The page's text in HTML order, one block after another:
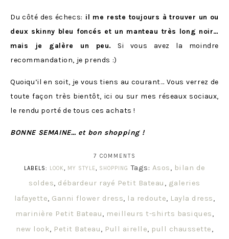
Du côté des échecs: il me reste toujours à trouver un ou
deux skinny bleu foncés et un manteau très long noir…
mais je galère un peu.
Si vous avez la moindre
recommandation, je prends :)
Quoiqu’il en soit, je vous tiens au courant… Vous verrez de
toute façon très bientôt, ici ou sur mes réseaux sociaux,
le rendu porté de tous ces achats !
BONNE SEMAINE… et bon shopping !
7 COMMENTS
LABELS: LOOK, MY STYLE, SHOPPING Tags: Asos, bilan de
soldes, débardeur rayé Petit Bateau , galeries
lafayette, Ganni flower dress, la redoute, Layla dress,
marinière Petit Bateau, meilleurs t-shirts basiques,
new look, Petit Bateau, Pull airelle, pull chaussette,